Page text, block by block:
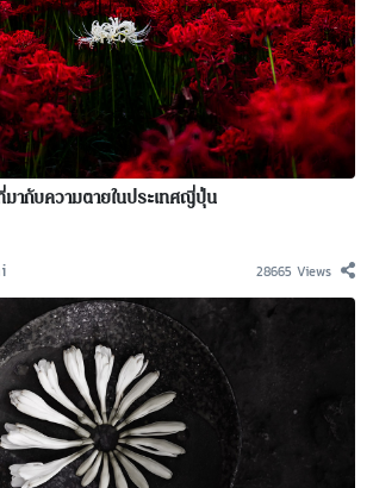
มากับความตายในประเทศญี่ปุ่น
28665 Views